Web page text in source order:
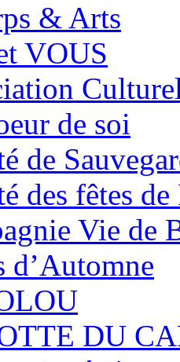
& Arts
VOUS
de soi
de
des fêtes
Vie de
d’Automne
DU